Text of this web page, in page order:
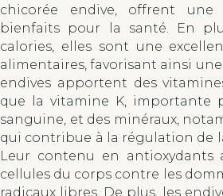
chicorée endive, offrent une
bienfaits pour la santé. En
calories, elles sont une
alimentaires, favorisant ainsi
endives apportent des
que la vitamine K, importante
sanguine, et des minéraux,
qui contribue à la régulation de
Leur contenu en antioxydants
cellules du corps contre les
radicaux libres. De plus, les